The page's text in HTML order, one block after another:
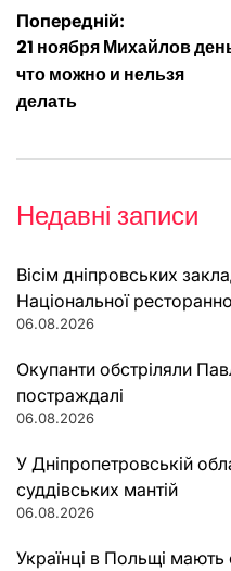
Навігація
записів
Попередній:
21 ноября Михайлов
что можно и нельзя
делать
Недавні записи
Вісім дніпровських
Національної
06.08.2026
Окупанти обстріляли
постраждалі
06.08.2026
У Дніпропетровській
суддівських мантій
06.08.2026
Українці в Польщі мають